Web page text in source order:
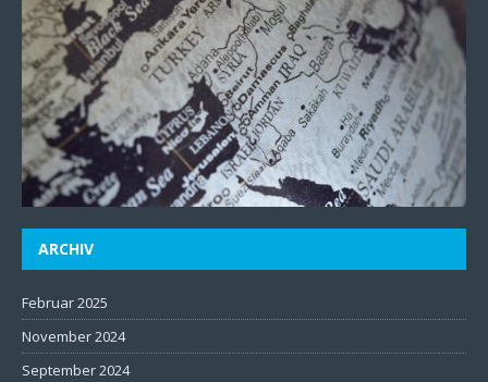
ARCHIV
Februar 2025
November 2024
September 2024